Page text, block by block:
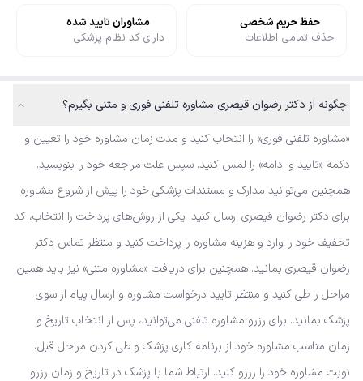
حفظ حریم شخصی
حذف تمامی اطلاعات
مشاوران تایید شده
دارای کد نظام پزشکی
چگونه از دکتر رضوان قیصری مشاوره تلفنی فوری و متنی بگیرم؟
«مشاوره تلفنی فوری» را انتخاب کنید و مدت زمان مشاوره خود را تعیین و
دکمه «تایید و ادامه» را لمس کنید. سپس علت مراجعه خود را بنویسید.
همچنین می‌توانید مدارک و مستندات پزشکی خود را پیش از شروع مشاوره
برای دکتر رضوان قیصری ارسال کنید. یکی از روش‌های پرداخت را انتخاب، کد
تخفیف خود را وارد و هزینه مشاوره را پرداخت کنید و منتظر تماس دکتر
رضوان قیصری بمانید. همچنین برای دریافت «مشاوره متنی» نیز باید همین
مراحل را طی کنید و منتظر تایید درخواست مشاوره و ارسال پیام از سوی
پزشک بمانید. برای رزرو مشاوره تلفنی می‌توانید، پس از انتخاب تاریخ و
زمان مناسب مشاوره خود از برنامه کاری پزشک و طی کردن مراحل قبل،
نوبت مشاوره خود را رزرو کنید. ارتباط شما با پزشک در تاریخ و زمان رزرو